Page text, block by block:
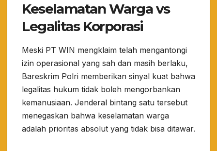
Keselamatan Warga vs
Legalitas Korporasi
​Meski PT WIN mengklaim telah mengantongi
izin operasional yang sah dan masih berlaku,
Bareskrim Polri memberikan sinyal kuat bahwa
legalitas hukum tidak boleh mengorbankan
kemanusiaan. Jenderal bintang satu tersebut
menegaskan bahwa keselamatan warga
adalah prioritas absolut yang tidak bisa ditawar.